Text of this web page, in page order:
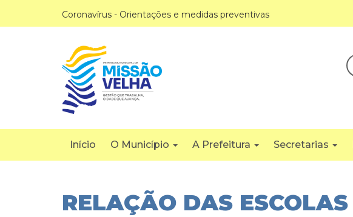
Coronavírus - Orientações e medidas preventivas
Início O Município A Prefeitura Secretarias
RELAÇÃO DAS ESCOLAS